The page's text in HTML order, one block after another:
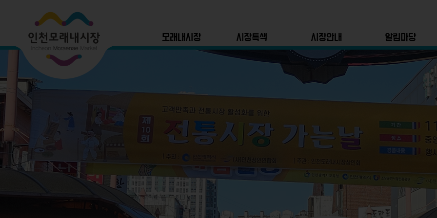
모래내시장 시장특색 시장안내 알림마당